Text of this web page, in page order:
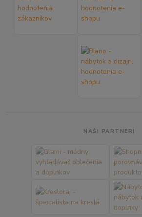
NAŠI PARTNERI